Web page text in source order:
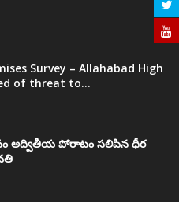
Survey – Allahabad High
of threat to...
అద్వితీయ పోరాటం సలిపిన ధీర